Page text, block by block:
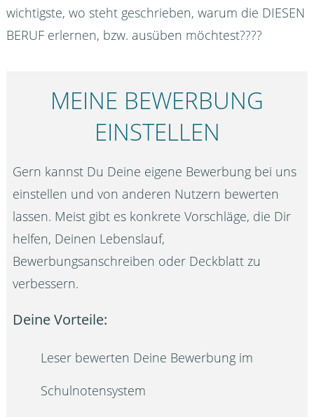
wichtigste, wo steht geschrieben, warum die DIESEN
BERUF erlernen, bzw. ausüben möchtest????
MEINE BEWERBUNG
EINSTELLEN
Gern kannst Du Deine eigene Bewerbung bei uns
einstellen und von anderen Nutzern bewerten
lassen. Meist gibt es konkrete Vorschläge, die Dir
helfen, Deinen Lebenslauf,
Bewerbungsanschreiben oder Deckblatt zu
verbessern.
Deine Vorteile:
Leser bewerten Deine Bewerbung im
Schulnotensystem